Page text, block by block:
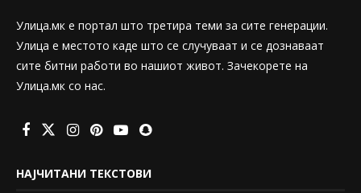
Улица.мк е портал што третира теми за сите генерации.
Улица е местото каде што се случуваат и се дознаваат
сите битни работи во нашиот живот. Зачекорете на
Улица.мк со нас.
НАЈЧИТАНИ ТЕКСТОВИ